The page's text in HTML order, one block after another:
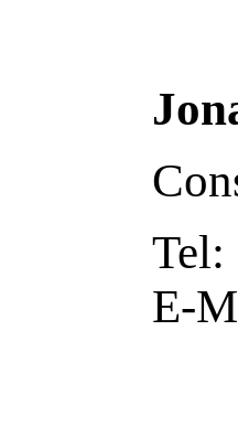
Tel:
E-